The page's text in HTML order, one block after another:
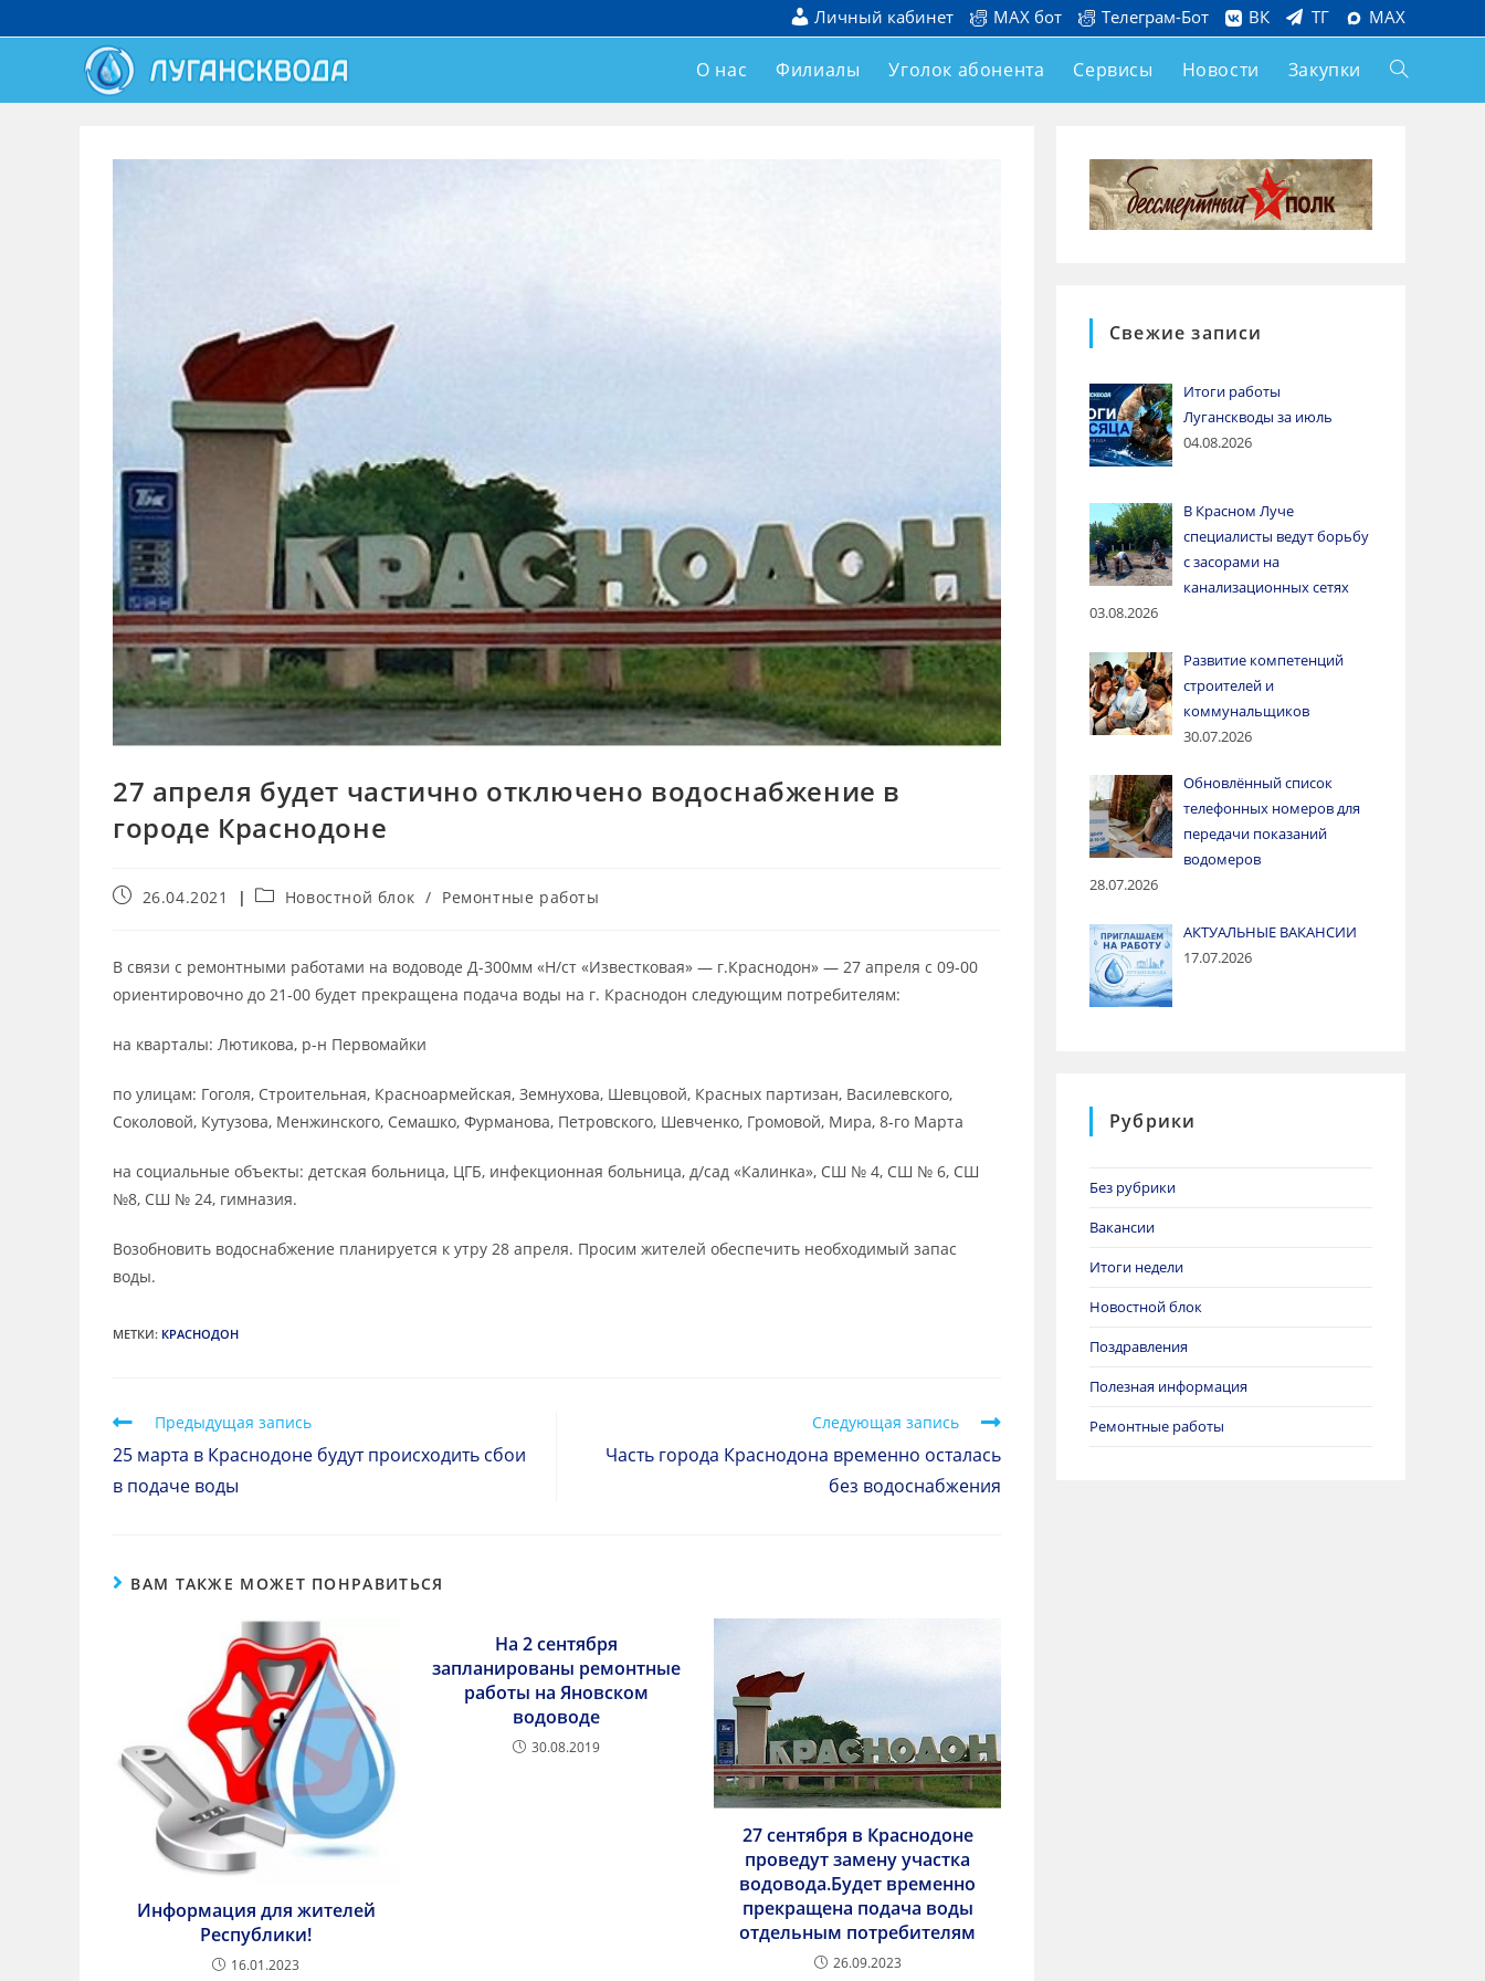
Личный кабинет MAX бот Телеграм-Бот ВК ТГ MAX
О нас Филиалы Уголок абонента Сервисы Новости Закупки
27 апреля будет частично отключено водоснабжение в
городе Краснодоне
26.04.2021 Новостной блок / Ремонтные работы
В связи с ремонтными работами на водоводе Д-300мм «Н/ст «Известковая» — г.Краснодон» — 27 апреля с 09-00
ориентировочно до 21-00 будет прекращена подача воды на г. Краснодон следующим потребителям:
на кварталы: Лютикова, р-н Первомайки
по улицам: Гоголя, Строительная, Красноармейская, Земнухова, Шевцовой, Красных партизан, Василевского,
Соколовой, Кутузова, Менжинского, Семашко, Фурманова, Петровского, Шевченко, Громовой, Мира, 8-го Марта
на социальные объекты: детская больница, ЦГБ, инфекционная больница, д/сад «Калинка», СШ № 4, СШ № 6, СШ
№8, СШ № 24, гимназия.
Возобновить водоснабжение планируется к утру 28 апреля. Просим жителей обеспечить необходимый запас
воды.
МЕТКИ: КРАСНОДОН
Предыдущая запись
25 марта в Краснодоне будут происходить сбои
в подаче воды
Следующая запись
Часть города Краснодона временно осталась
без водоснабжения
ВАМ ТАКЖЕ МОЖЕТ ПОНРАВИТЬСЯ
Информация для жителей
Республики!
16.01.2023
На 2 сентября
запланированы ремонтные
работы на Яновском
водоводе
30.08.2019
27 сентября в Краснодоне
проведут замену участка
водовода.Будет временно
прекращена подача воды
отдельным потребителям
26.09.2023
Свежие записи
Итоги работы
Луганскводы за июль
04.08.2026
В Красном Луче
специалисты ведут борьбу
с засорами на
канализационных сетях
03.08.2026
Развитие компетенций
строителей и
коммунальщиков
30.07.2026
Обновлённый список
телефонных номеров для
передачи показаний
водомеров
28.07.2026
АКТУАЛЬНЫЕ ВАКАНСИИ
17.07.2026
Рубрики
Без рубрики
Вакансии
Итоги недели
Новостной блок
Поздравления
Полезная информация
Ремонтные работы